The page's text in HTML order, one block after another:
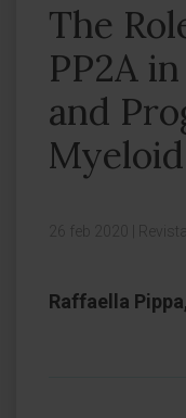
The
PP2A
and
26 feb 2020 Revista:
Raffaella